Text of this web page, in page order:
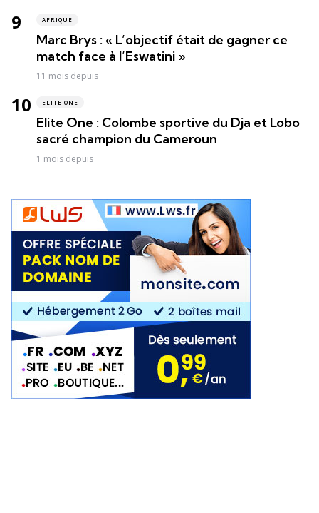
AFRIQUE
Marc Brys : « L’objectif était de gagner ce
match face à l’Eswatini »
11 mois depuis
ELITE ONE
Elite One : Colombe sportive du Dja et Lobo
sacré champion du Cameroun
1 mois depuis